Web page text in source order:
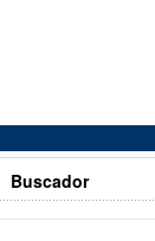
Buscador